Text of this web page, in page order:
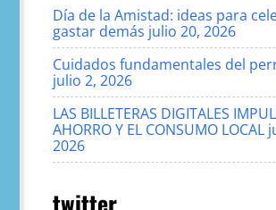
Día de la Amistad: ideas para
gastar demás julio 20, 2026
Cuidados fundamentales del
julio 2, 2026
LAS BILLETERAS DIGITALES
AHORRO Y EL CONSUMO LOCAL
2026